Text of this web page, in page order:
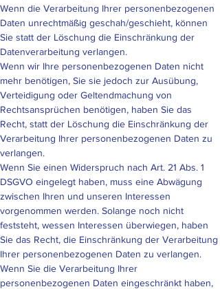
Wenn die Verarbeitung Ihrer personenbezogenen
Daten unrechtmäßig geschah/geschieht, können
Sie statt der Löschung die Einschränkung der
Datenverarbeitung verlangen.
Wenn wir Ihre personenbezogenen Daten nicht
mehr benötigen, Sie sie jedoch zur Ausübung,
Verteidigung oder Geltendmachung von
Rechtsansprüchen benötigen, haben Sie das
Recht, statt der Löschung die Einschränkung der
Verarbeitung Ihrer personenbezogenen Daten zu
verlangen.
Wenn Sie einen Widerspruch nach Art. 21 Abs. 1
DSGVO eingelegt haben, muss eine Abwägung
zwischen Ihren und unseren Interessen
vorgenommen werden. Solange noch nicht
feststeht, wessen Interessen überwiegen, haben
Sie das Recht, die Einschränkung der Verarbeitung
Ihrer personenbezogenen Daten zu verlangen.
Wenn Sie die Verarbeitung Ihrer
personenbezogenen Daten eingeschränkt haben,